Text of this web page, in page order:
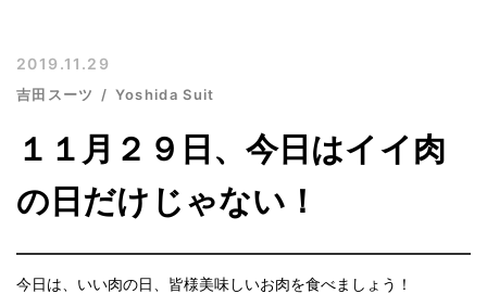
2019.11.29
吉田スーツ Yoshida Suit
１１月２９日、今日はイイ肉
の日だけじゃない！
今日は、いい肉の日、皆様美味しいお肉を食べましょう！